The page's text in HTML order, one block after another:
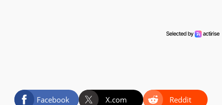
Facebook X.com
Reddit